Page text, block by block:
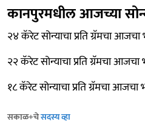
कानपुरमधील आजच्या
२४ कॅरेट सोन्याचा प्रति ग्रॅमचा
२२ कॅरेट सोन्याचा प्रति ग्रॅमचा
१८ कॅरेट सोन्याचा प्रति ग्रॅमचा
सकाळ+चेसदस्य व्हा